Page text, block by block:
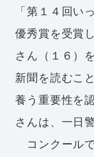
「第１４回い
優秀賞を受賞
さん（１６）
新聞を読むこ
養う重要性を
さんは、一日
コンクール